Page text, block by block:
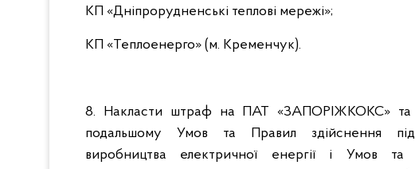
КП «Дніпрорудненські теплові мережі»;
КП «Теплоенерго» (м. Кременчук).
8. Накласти штраф на ПАТ «ЗАПОРІЖКОКС» та
подальшому Умов та Правил здійснення
виробництва електричної енергії і Умов та